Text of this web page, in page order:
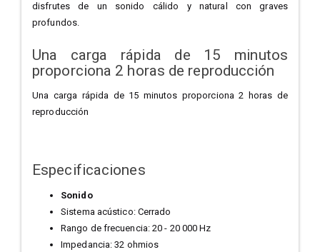
disfrutes de un sonido cálido y natural con graves
profundos.
Una carga rápida de 15 minutos
proporciona 2 horas de reproducción
Una carga rápida de 15 minutos proporciona 2 horas de
reproducción
Especificaciones
Sonido
Sistema acústico: Cerrado
Rango de frecuencia:20 - 20 000 Hz
Impedancia:32 ohmios